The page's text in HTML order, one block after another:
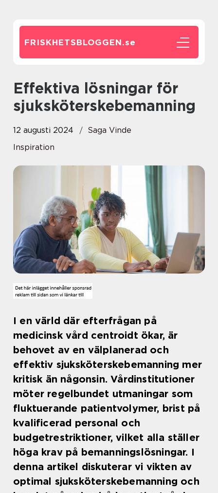
FRISKHETSBLOGGEN.se
Effektiva lösningar för
sjuksköterskebemanning
12 augusti 2024
Saga Vinde
Inspiration
I en värld där efterfrågan på
medicinsk vård centroidt ökar, är
behovet av en välplanerad och
effektiv sjuksköterskebemanning mer
kritisk än någonsin. Vårdinstitutioner
möter regelbundet utmaningar som
fluktuerande patientvolymer, brist på
kvalificerad personal och
budgetrestriktioner, vilket alla ställer
höga krav på bemanningslösningar. I
denna artikel diskuterar vi vikten av
optimal sjuksköterskebemanning och